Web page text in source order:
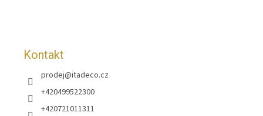
Kontakt
prodej@itadeco.cz
+420499522300
+420721011311